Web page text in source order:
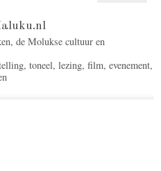
de Molukse cultuur en
toneel, lezing, film, evenement,